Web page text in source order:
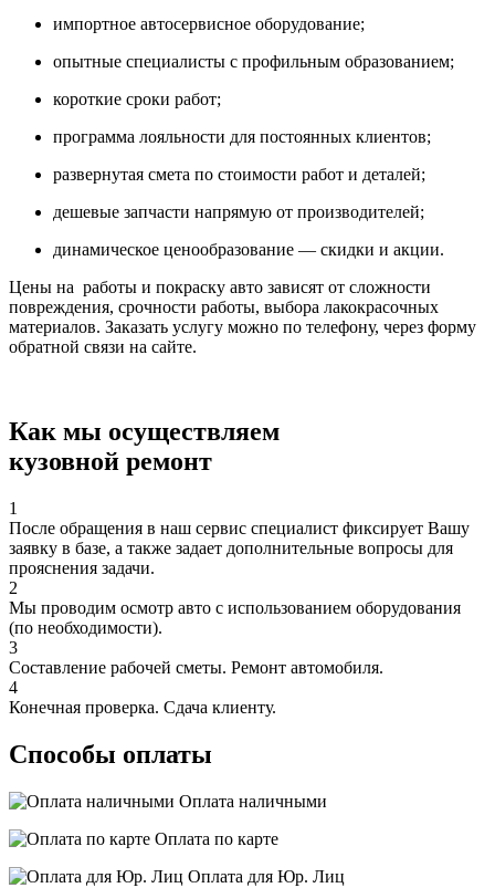
импортное автосервисное оборудование;
опытные специалисты с профильным образованием;
короткие сроки работ;
программа лояльности для постоянных клиентов;
развернутая смета по стоимости работ и деталей;
дешевые запчасти напрямую от производителей;
динамическое ценообразование — скидки и акции.
Цены на работы и покраску авто зависят от сложности
повреждения, срочности работы, выбора лакокрасочных
материалов. Заказать услугу можно по телефону, через форму
обратной связи на сайте.
Как мы осуществляем
кузовной ремонт
1
После обращения в наш сервис специалист фиксирует Вашу
заявку в базе, а также задает дополнительные вопросы для
прояснения задачи.
2
Мы проводим осмотр авто с использованием оборудования
(по необходимости).
3
Составление рабочей сметы. Ремонт автомобиля.
4
Конечная проверка. Сдача клиенту.
Способы оплаты
Оплата наличными
Оплата по карте
Оплата для Юр. Лиц